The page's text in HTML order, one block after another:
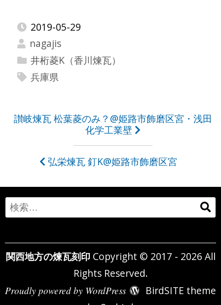
2019-05-29
nagajis
井桁菱K（香川煉瓦）
兵庫県
投
ゲ
ー
ョ
ン
讃岐煉瓦 松葉菱のみ？@姫路市飾磨区宮・浅田
化学工業壁
弘栄煉瓦 釘K@姫路市飾磨区宮
Search
for:
関西地方の煉瓦刻印 Copyright © 2017 - 2026 All
Rights Reserved.
Proudly powered by WordPress
BirdSITE theme